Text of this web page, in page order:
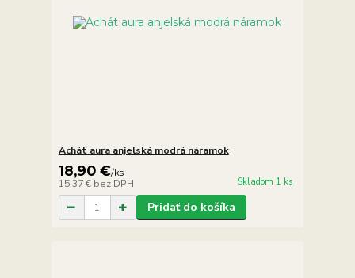
Achát aura anjelská modrá náramok
18,90 €/ks
15,37 € bez DPH Skladom 1 ks
Pridať do košíka